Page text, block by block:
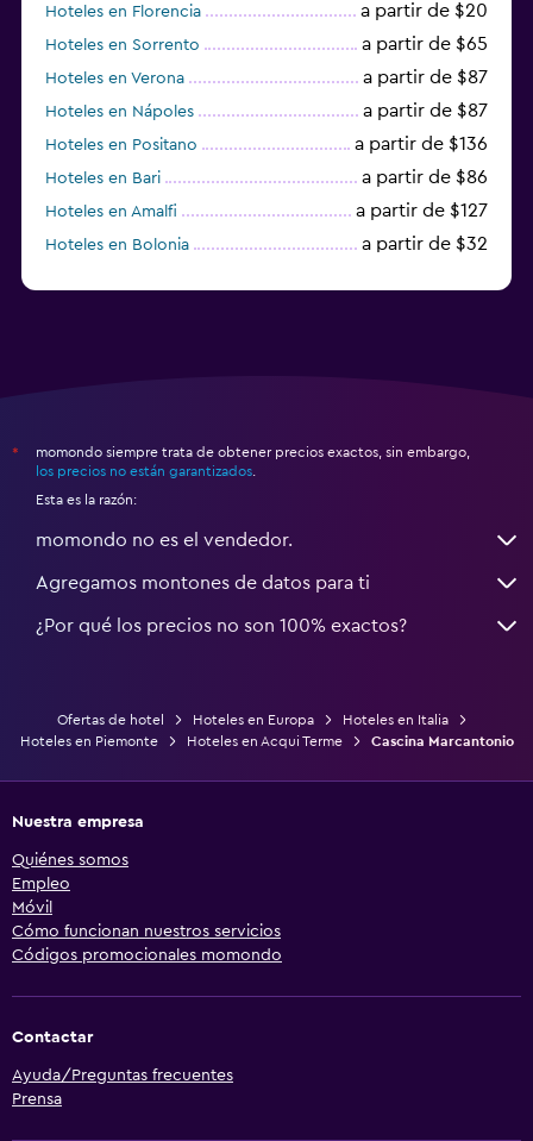
Hoteles en Florencia a partir de $20
Hoteles en Sorrento a partir de $65
Hoteles en Verona a partir de $87
Hoteles en Nápoles a partir de $87
Hoteles en Positano a partir de $136
Hoteles en Bari a partir de $86
Hoteles en Amalfi a partir de $127
Hoteles en Bolonia a partir de $32
*
momondo siempre trata de obtener precios exactos, sin embargo,
los precios no están garantizados
Esta es la razón:
momondo no es el vendedor.
Agregamos montones de datos para ti
¿Por qué los precios no son 100% exactos?
Ofertas de hotel Hoteles en Europa
Hoteles en Italia
Hoteles en Piemonte
Hoteles en Acqui Terme Cascina Marcantonio
Nuestra empresa
Quiénes somos
Empleo
Móvil
Cómo funcionan nuestros servicios
Códigos promocionales momondo
Contactar
Ayuda/Preguntas frecuentes
Prensa